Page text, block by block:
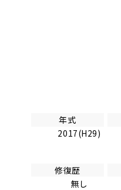
年式
2017(H29)
修復歴
無し